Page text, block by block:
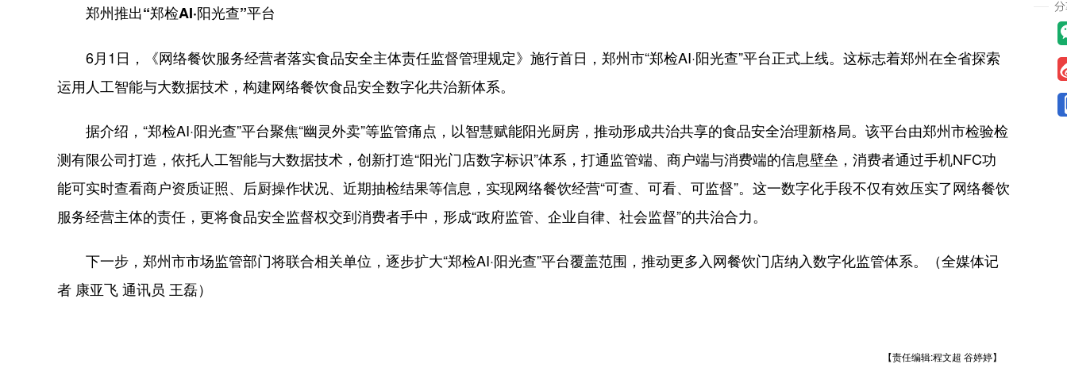
郑州推出“郑检AI·阳光查”平台
6月1日，《网络餐饮服务经营者落实食品安全主体责任监督管理规定》施行首日，郑州市“郑检AI·阳光查”平台正式上线。这标志着郑州在全省探索
运用人工智能与大数据技术，构建网络餐饮食品安全数字化共治新体系。
据介绍，“郑检AI·阳光查”平台聚焦“幽灵外卖”等监管痛点，以智慧赋能阳光厨房，推动形成共治共享的食品安全治理新格局。该平台由郑州市检验检
测有限公司打造，依托人工智能与大数据技术，创新打造“阳光门店数字标识”体系，打通监管端、商户端与消费端的信息壁垒，消费者通过手机NFC功
能可实时查看商户资质证照、后厨操作状况、近期抽检结果等信息，实现网络餐饮经营“可查、可看、可监督”。这一数字化手段不仅有效压实了网络餐饮
服务经营主体的责任，更将食品安全监督权交到消费者手中，形成“政府监管、企业自律、社会监督”的共治合力。
下一步，郑州市市场监管部门将联合相关单位，逐步扩大“郑检AI·阳光查”平台覆盖范围，推动更多入网餐饮门店纳入数字化监管体系。（全媒体记
者 康亚飞 通讯员 王磊）
【责任编辑:程文超 谷婷婷】